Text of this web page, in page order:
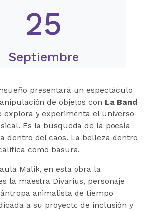
25
Septiembre
presentará un espectáculo
de objetos con La Band
explora y experimenta el universo
Es la búsqueda de la poesía
dentro del caos. La belleza dentro
como basura.
Malik, en esta obra la
la maestra Divarius, personaje
animalista de tiempo
a su proyecto de inclusión y